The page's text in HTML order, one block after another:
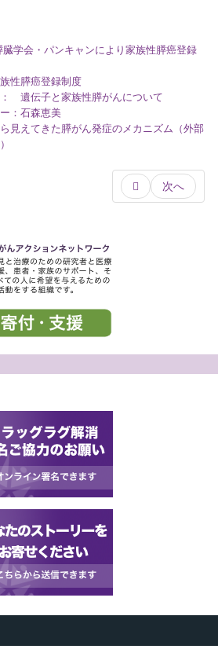
臓学会・パンキャンにより家族性膵癌登録
性膵癌登録制度
遺伝子と家族性膵がんについて
：石森恵美
見えてきた膵がん発症のメカニズム（外部
次へ